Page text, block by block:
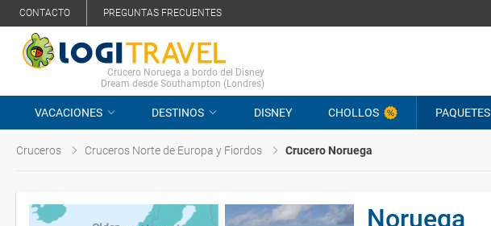
CONTACTO PREGUNTAS FRECUENTES
Crucero Noruega a bordo del Disney
Dream desde Southampton (Londres)
VACACIONES DESTINOS DISNEY CHOLLOS PAQUETES
Cruceros Cruceros Norte de Europa y Fiordos Crucero Noruega
Noruega